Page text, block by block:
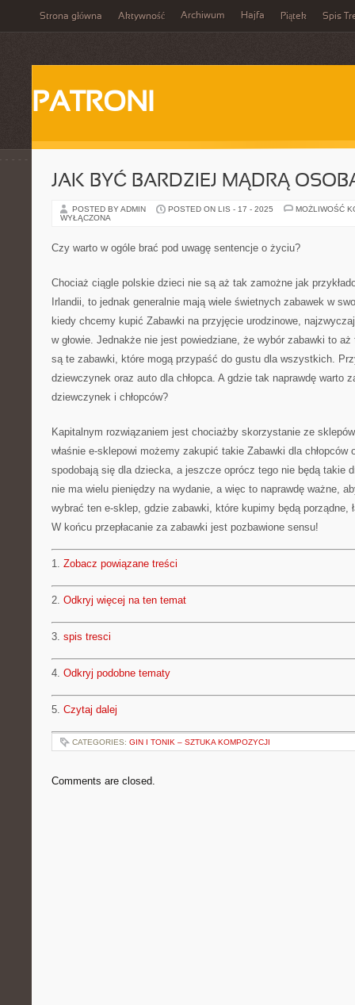
Strona główna Aktywność Archiwum Hajfa Piątek Spis
PATRONI
JAK BYĆ BARDZIEJ MĄDRĄ
POSTED BY ADMIN POSTED ON LIS - 17 - 2025
MOŻLIWOŚĆ
WYŁĄCZONA
Czy warto w ogóle brać pod uwagę sentencje o życiu?
Chociaż ciągle polskie dzieci nie są aż tak zamożne jak
Irlandii, to jednak generalnie mają wiele świetnych zabawek w
kiedy chcemy kupić Zabawki na przyjęcie urodzinowe,
w głowie. Jednakże nie jest powiedziane, że wybór zabawki to
są te zabawki, które mogą przypaść do gustu dla wszystkich.
dziewczynek oraz auto dla chłopca. A gdzie tak naprawdę warto
dziewczynek i chłopców?
Kapitalnym rozwiązaniem jest chociażby skorzystanie ze
właśnie e-sklepowi możemy zakupić takie Zabawki dla chłopców
spodobają się dla dziecka, a jeszcze oprócz tego nie będą takie
nie ma wielu pieniędzy na wydanie, a więc to naprawdę ważne,
wybrać ten e-sklep, gdzie zabawki, które kupimy będą porządne,
W końcu przepłacanie za zabawki jest pozbawione sensu!
1. Zobacz powiązane treści
2. Odkryj więcej na ten temat
3. spis tresci
4. Odkryj podobne tematy
5. Czytaj dalej
CATEGORIES: GIN I TONIK – SZTUKA KOMPOZYCJI
Comments are closed.